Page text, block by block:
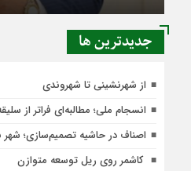
جديدترين ها
از شهرنشینی تا شهروندی
انسجام ملی؛ مطالبه‌ای فراتر از
اصناف در حاشیه تصمیم‌سازی؛ شهر
کاشمر روی ریل توسعه متوازن